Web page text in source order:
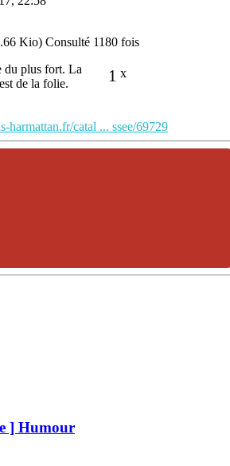
Kio) Consulté 1180 fois
1 x
du plus fort. La
de la folie.
harmattan.fr/catal ... ssee/69729
] Humour